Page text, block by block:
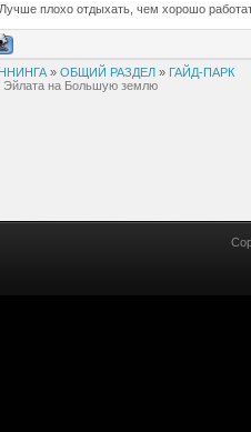
Лучше плохо отдыхать, чем хорошо
» ОБЩИЙ РАЗДЕЛ » ГАЙД-ПАРК
Эйлата на Большую землю